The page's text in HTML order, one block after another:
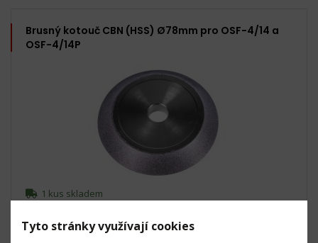
Brusný kotouč CBN (HSS) Ø78mm pro OSF-4/14 a
OSF-4/14P
1 kus skladem
1 810,- Kč bez DPH
Tyto stránky využívají cookies